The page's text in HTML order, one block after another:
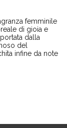
femminile
di gioia e
dalla
del
infine da note